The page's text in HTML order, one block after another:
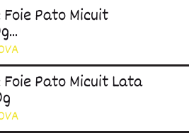
Pato Micuit
Foie Pato Micuit Lata